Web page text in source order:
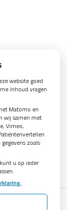
website goed
inhoud vragen
Matomo en
wij samen met
Vimeo,
zoals
u op ieder